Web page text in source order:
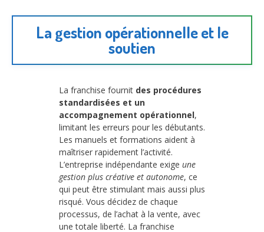
La gestion opérationnelle et le
soutien
La franchise fournit des procédures
standardisées et un
accompagnement opérationnel,
limitant les erreurs pour les débutants.
Les manuels et formations aident à
maîtriser rapidement l’activité.
L’entreprise indépendante exige une
gestion plus créative et autonome, ce
qui peut être stimulant mais aussi plus
risqué. Vous décidez de chaque
processus, de l’achat à la vente, avec
une totale liberté. La franchise